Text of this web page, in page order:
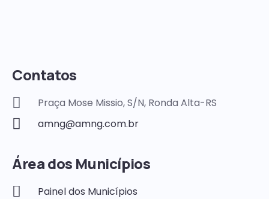
Contatos
Praça Mose Missio, S/N, Ronda Alta-RS
amng@amng.com.br
Área dos Municípios
Painel dos Municípios